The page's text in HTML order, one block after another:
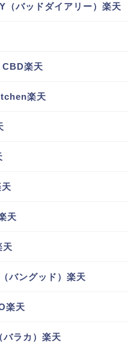
（バッドダイアリー）楽天
楽天
楽天
天
天
バングッド）楽天
楽天
ラカ）楽天